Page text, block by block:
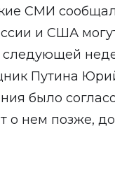
СМИ
и США
следующей
Путина
было
о нем позже,